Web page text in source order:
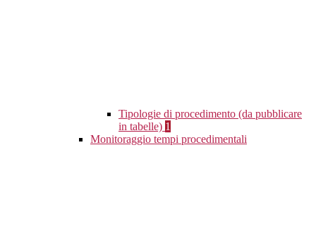
Tipologie di procedimento (da pubblicare
in tabelle) 1
Monitoraggio tempi procedimentali